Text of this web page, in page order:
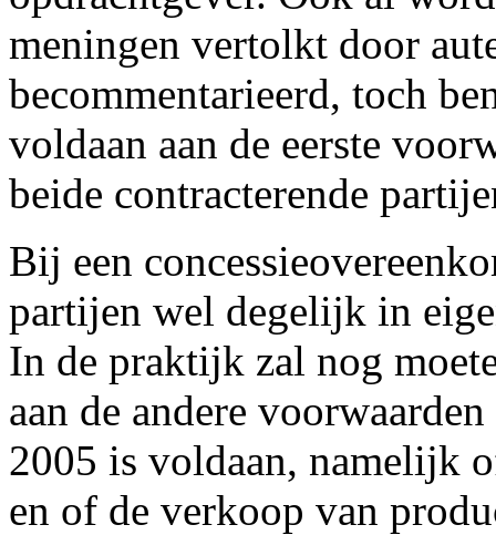
meningen vertolkt door
becommentarieerd, toch
voldaan aan de eerste
beide contracterende
Bij een
partijen wel degelijk in
In de praktijk zal nog
aan de andere
2005 is voldaan, namelijk
en of de verkoop van